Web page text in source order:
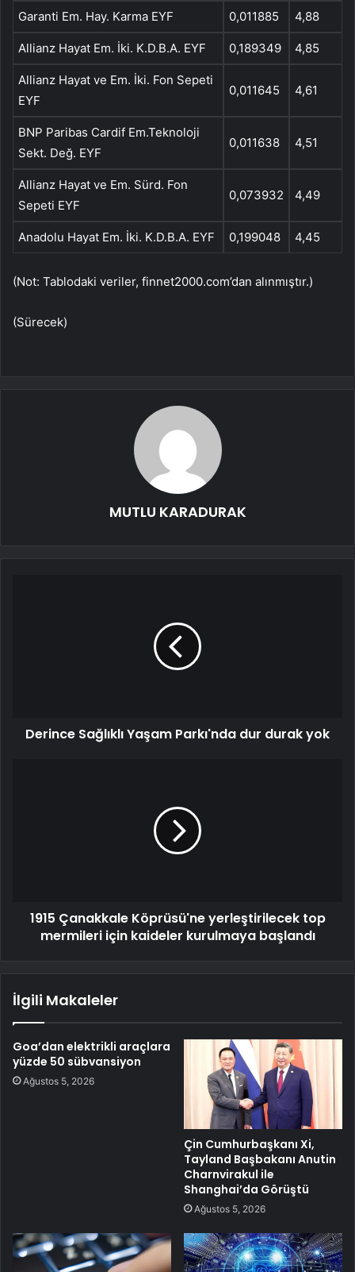
Garanti Em. Hay. Karma EYF 0,011885 4,88
Allianz Hayat Em. İki. K.D.B.A. EYF 0,189349 4,85
Allianz Hayat ve Em. İki. Fon Sepeti
EYF
0,011645 4,61
BNP Paribas Cardif Em.Teknoloji
Sekt. Değ. EYF
0,011638 4,51
Allianz Hayat ve Em. Sürd. Fon
Sepeti EYF
0,073932 4,49
Anadolu Hayat Em. İki. K.D.B.A. EYF 0,199048 4,45
(Not: Tablodaki veriler, finnet2000.com’dan alınmıştır.)
(Sürecek)
MUTLU KARADURAK
Derince Sağlıklı Yaşam Parkı'nda dur durak yok
1915 Çanakkale Köprüsü'ne yerleştirilecek top
mermileri için kaideler kurulmaya başlandı
İlgili Makaleler
Goa’dan elektrikli araçlara
yüzde 50 sübvansiyon
Ağustos 5, 2026
Çin Cumhurbaşkanı Xi,
Tayland Başbakanı Anutin
Charnvirakul ile
Shanghai’da Görüştü
Ağustos 5, 2026